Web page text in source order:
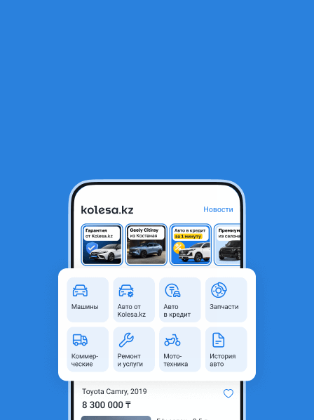
Заглушка под крюк — Toyota Corolla 2014 — (180-кузов)
Алматы, Алматинская
область
Новая
Комментарий продавца
Toyota Corolla 2014 — (180-кузов)